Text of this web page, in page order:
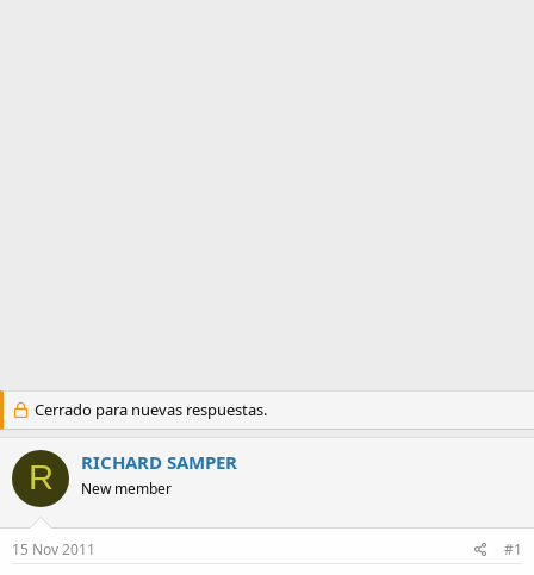
Cerrado para nuevas respuestas.
R RICHARD SAMPER
New member
15 Nov 2011 #1